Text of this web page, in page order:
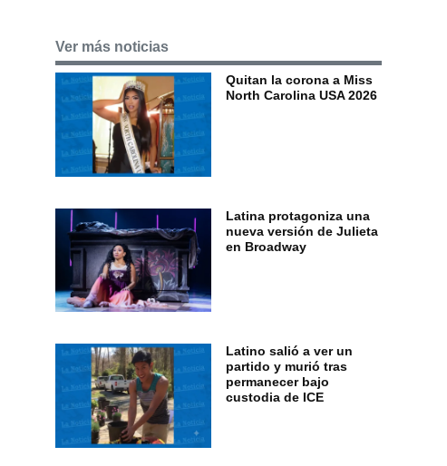
Ver más noticias
Quitan la corona a Miss
North Carolina USA 2026
Latina protagoniza una
nueva versión de Julieta
en Broadway
Latino salió a ver un
partido y murió tras
permanecer bajo
custodia de ICE